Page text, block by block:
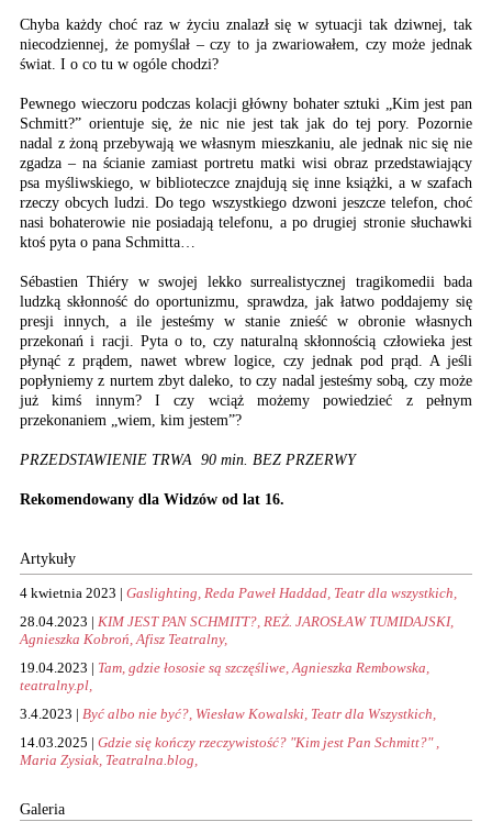
Chyba każdy choć raz w życiu znalazł się w sytuacji tak dziwnej, tak
niecodziennej, że pomyślał – czy to ja zwariowałem, czy może jednak
świat. I o co tu w ogóle chodzi?
Pewnego wieczoru podczas kolacji główny bohater sztuki „Kim jest pan
Schmitt?” orientuje się, że nic nie jest tak jak do tej pory. Pozornie
nadal z żoną przebywają we własnym mieszkaniu, ale jednak nic się nie
zgadza – na ścianie zamiast portretu matki wisi obraz przedstawiający
psa myśliwskiego, w biblioteczce znajdują się inne książki, a w szafach
rzeczy obcych ludzi. Do tego wszystkiego dzwoni jeszcze telefon, choć
nasi bohaterowie nie posiadają telefonu, a po drugiej stronie słuchawki
ktoś pyta o pana Schmitta…
Sébastien Thiéry w swojej lekko surrealistycznej tragikomedii bada
ludzką skłonność do oportunizmu, sprawdza, jak łatwo poddajemy się
presji innych, a ile jesteśmy w stanie znieść w obronie własnych
przekonań i racji. Pyta o to, czy naturalną skłonnością człowieka jest
płynąć z prądem, nawet wbrew logice, czy jednak pod prąd. A jeśli
popłyniemy z nurtem zbyt daleko, to czy nadal jesteśmy sobą, czy może
już kimś innym? I czy wciąż możemy powiedzieć z pełnym
przekonaniem „wiem, kim jestem”?
PRZEDSTAWIENIE TRWA 90 min. BEZ PRZERWY
Rekomendowany dla Widzów od lat 16.
Artykuły
4 kwietnia 2023 | Gaslighting, Reda Paweł Haddad, Teatr dla wszystkich,
28.04.2023 | KIM JEST PAN SCHMITT?, REŻ. JAROSŁAW TUMIDAJSKI,
Agnieszka Kobroń, Afisz Teatralny,
19.04.2023 | Tam, gdzie łososie są szczęśliwe, Agnieszka Rembowska,
teatralny.pl,
3.4.2023 | Być albo nie być?, Wiesław Kowalski, Teatr dla Wszystkich,
14.03.2025 | Gdzie się kończy rzeczywistość? "Kim jest Pan Schmitt?" ,
Maria Zysiak, Teatralna.blog,
Galeria